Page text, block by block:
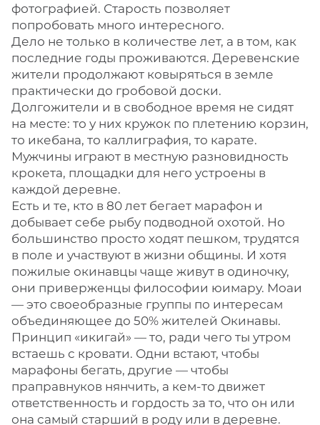
фотографией. Старость позволяет
попробовать много интересного.
Дело не только в количестве лет, а в том, как
последние годы проживаются. Деревенские
жители продолжают ковыряться в земле
практически до гробовой доски.
Долгожители и в свободное время не сидят
на месте: то у них кружок по плетению корзин,
то икебана, то каллиграфия, то карате.
Мужчины играют в местную разновидность
крокета, площадки для него устроены в
каждой деревне.
Есть и те, кто в 80 лет бегает марафон и
добывает себе рыбу подводной охотой. Но
большинство просто ходят пешком, трудятся
в поле и участвуют в жизни общины. И хотя
пожилые окинавцы чаще живут в одиночку,
они приверженцы философии юимару. Моаи
— это своеобразные группы по интересам
объединяющее до 50% жителей Окинавы.
Принцип «икигай» — то, ради чего ты утром
встаешь с кровати. Одни встают, чтобы
марафоны бегать, другие — чтобы
праправнуков нянчить, а кем-то движет
ответственность и гордость за то, что он или
она самый старший в роду или в деревне.